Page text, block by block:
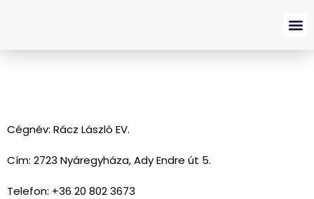
Cégnév: Rácz László EV.
Cím: 2723 Nyáregyháza, Ady Endre út 5.
Telefon: +36 20 802 3673